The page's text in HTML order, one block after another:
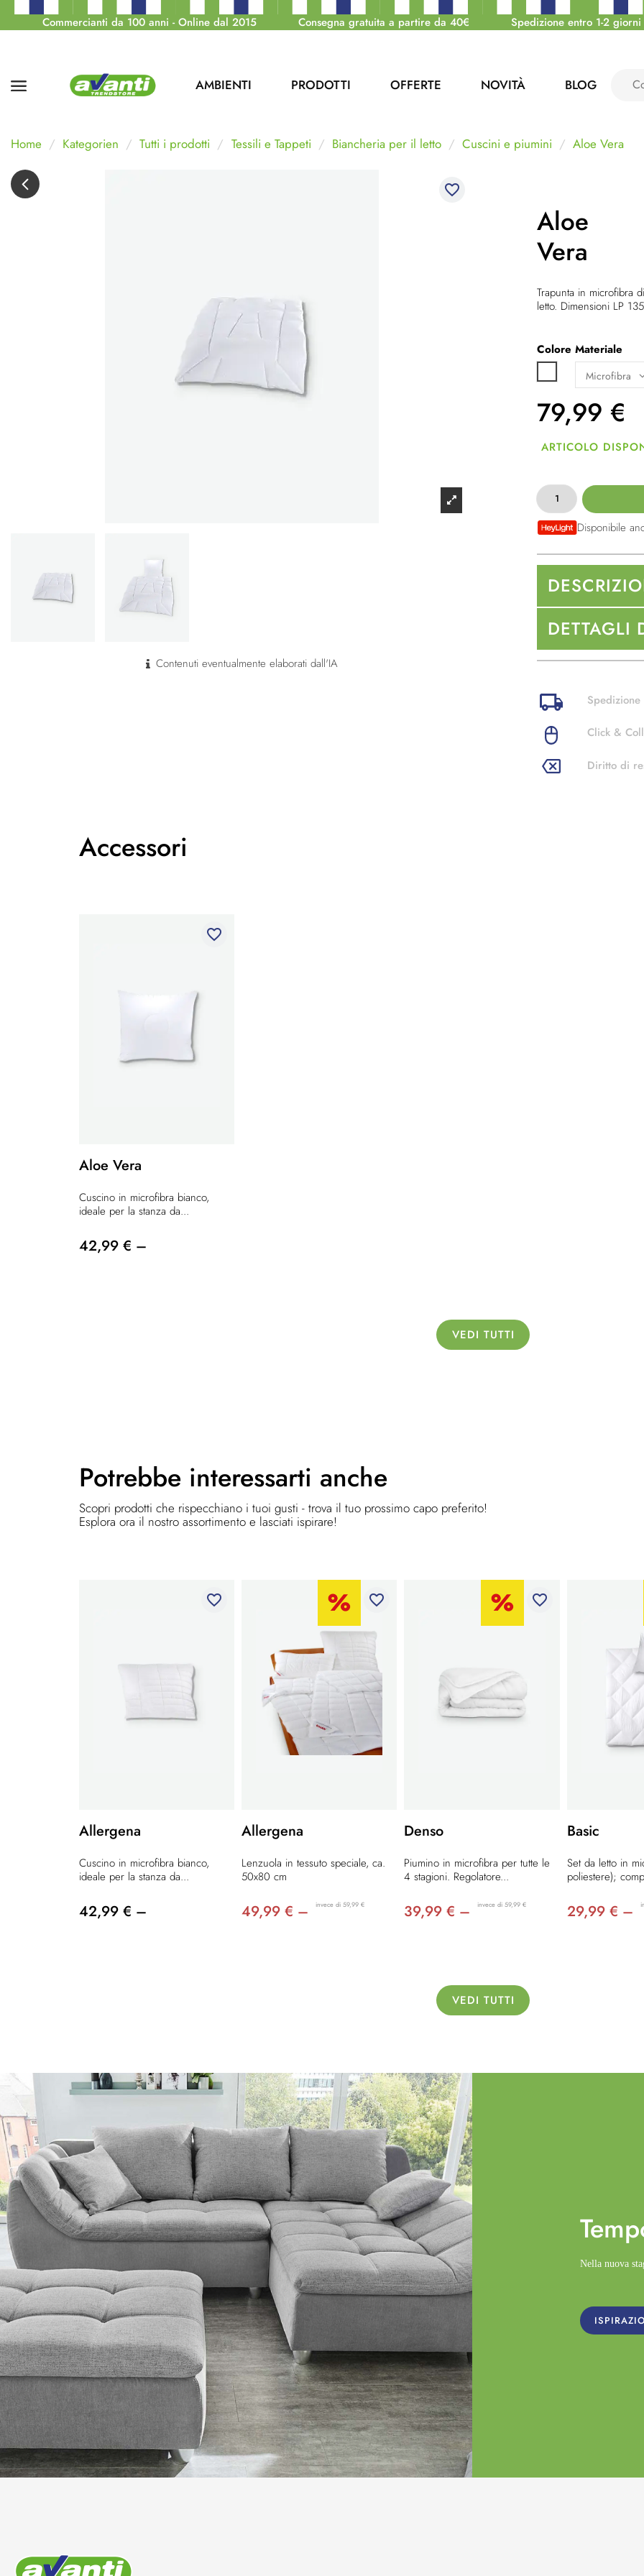
Commercianti da 100 anni - Online dal 2015 Consegna gratuita a partire da 40€ Spedizione entro 1-2
AMBIENTI PRODOTTI OFFERTE NOVITÀ BLOG
Home Kategorien Tutti i prodotti Tessili e Tappeti Biancheria per il letto Cuscini e piumini Aloe Vera
favorite_border
Contenuti eventualmente elaborati dall'IA
Aloe
Vera
Trapunta in microfibra
letto. Dimensioni LP
Colore Materiale
79,99 €
ARTICOLO
Disponibile
DETTAGLI
Click &
Diritto di
Accessori
favorite_border
Aloe Vera
Cuscino in microfibra bianco,
ideale per la stanza da...
42,99 € –
VEDI TUTTI
Potrebbe interessarti anche
Scopri prodotti che rispecchiano i tuoi gusti - trova il tuo prossimo capo preferito!
Esplora ora il nostro assortimento e lasciati ispirare!
favorite_border
Allergena
Cuscino in microfibra bianco,
ideale per la stanza da...
42,99 € –
favorite_border
Allergena
Lenzuola in tessuto speciale, ca.
50x80 cm
49,99 € – invece di 59,99 €
favorite_border
Denso
Piumino in microfibra per tutte le
4 stagioni. Regolatore...
39,99 € – invece di 59,99 €
Basic
Set da letto in
poliestere);
29,99 € –
VEDI TUTTI
Nella nuova